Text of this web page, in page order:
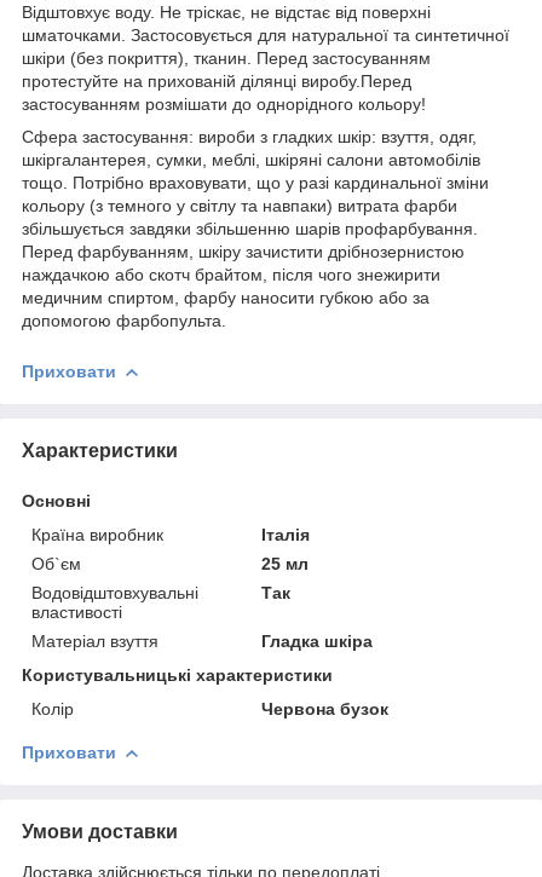
Відштовхує воду. Не тріскає, не відстає від поверхні
шматочками. Застосовується для натуральної та синтетичної
шкіри (без покриття), тканин. Перед застосуванням
протестуйте на прихованій ділянці виробу.Перед
застосуванням розмішати до однорідного кольору!
Сфера застосування: вироби з гладких шкір: взуття, одяг,
шкіргалантерея, сумки, меблі, шкіряні салони автомобілів
тощо. Потрібно враховувати, що у разі кардинальної зміни
кольору (з темного у світлу та навпаки) витрата фарби
збільшується завдяки збільшенню шарів профарбування.
Перед фарбуванням, шкіру зачистити дрібнозернистою
наждачкою або скотч брайтом, після чого знежирити
медичним спиртом, фарбу наносити губкою або за
допомогою фарбопульта.
Приховати
Характеристики
Основні
Країна виробник
Італія
Об`єм
25 мл
Водовідштовхувальні
властивості
Так
Матеріал взуття
Гладка шкіра
Користувальницькі характеристики
Колір
Червона бузок
Приховати
Умови доставки
Доставка здійснюється тільки по передоплаті.